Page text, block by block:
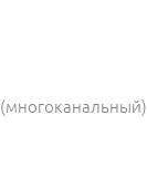
(многоканальный)